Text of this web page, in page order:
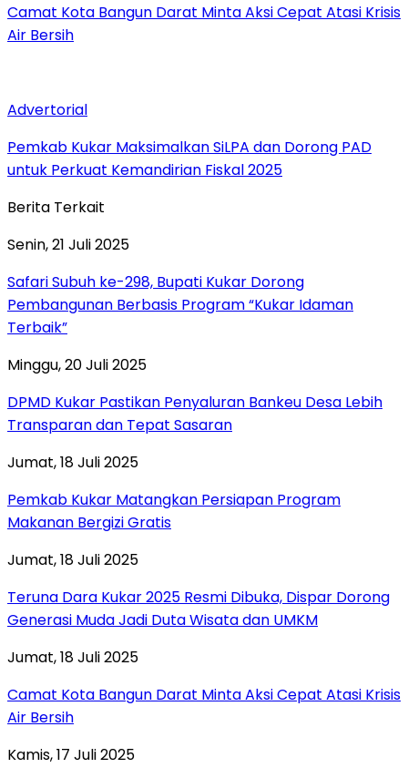
Camat Kota Bangun Darat Minta Aksi Cepat Atasi Krisis
Air Bersih
Advertorial
Pemkab Kukar Maksimalkan SiLPA dan Dorong PAD
untuk Perkuat Kemandirian Fiskal 2025
Berita Terkait
Senin, 21 Juli 2025
Safari Subuh ke-298, Bupati Kukar Dorong
Pembangunan Berbasis Program “Kukar Idaman
Terbaik”
Minggu, 20 Juli 2025
DPMD Kukar Pastikan Penyaluran Bankeu Desa Lebih
Transparan dan Tepat Sasaran
Jumat, 18 Juli 2025
Pemkab Kukar Matangkan Persiapan Program
Makanan Bergizi Gratis
Jumat, 18 Juli 2025
Teruna Dara Kukar 2025 Resmi Dibuka, Dispar Dorong
Generasi Muda Jadi Duta Wisata dan UMKM
Jumat, 18 Juli 2025
Camat Kota Bangun Darat Minta Aksi Cepat Atasi Krisis
Air Bersih
Kamis, 17 Juli 2025